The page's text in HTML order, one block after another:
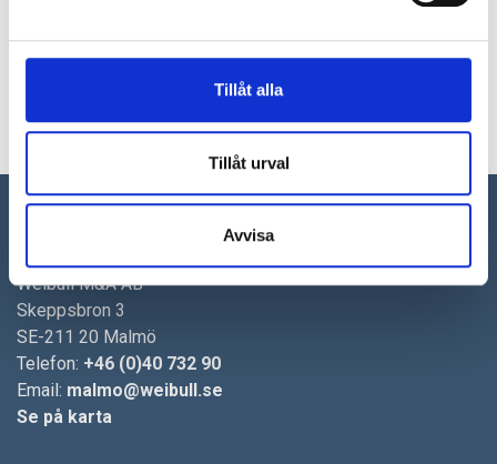
Tillåt alla
Tillåt urval
Avvisa
Olsonic AB får en ny ägarstruktur med Anders Åberg och Fredrik
Bergmann som majoritetsägare.
1 2 3 4 5 6 7 8
Weibull M&A AB
Skeppsbron 3
SE-211 20 Malmö
Telefon: +46 (0)40 732 90
Email: malmo@weibull.se
Se på karta